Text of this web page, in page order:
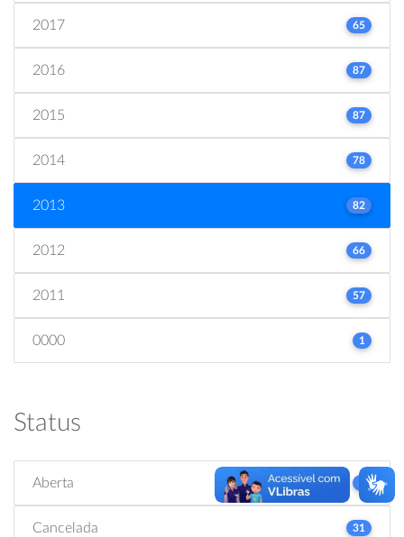
2017 65
2016 87
2015 87
2014 78
2013 82
2012 66
2011 57
0000 1
Status
Aberta
Cancelada 31